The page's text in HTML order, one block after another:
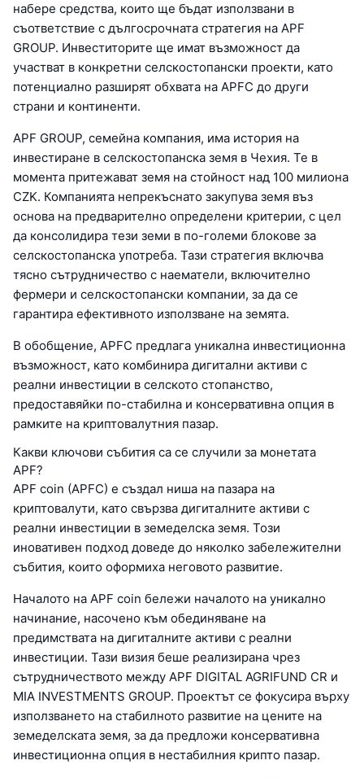
набере средства, които ще бъдат използвани в
съответствие с дългосрочната стратегия на APF
GROUP. Инвеститорите ще имат възможност да
участват в конкретни селскостопански проекти, като
потенциално разширят обхвата на APFC до други
страни и континенти.
APF GROUP, семейна компания, има история на
инвестиране в селскостопанска земя в Чехия. Те в
момента притежават земя на стойност над 100 милиона
CZK. Компанията непрекъснато закупува земя въз
основа на предварително определени критерии, с цел
да консолидира тези земи в по-големи блокове за
селскостопанска употреба. Тази стратегия включва
тясно сътрудничество с наематели, включително
фермери и селскостопански компании, за да се
гарантира ефективното използване на земята.
В обобщение, APFC предлага уникална инвестиционна
възможност, като комбинира дигитални активи с
реални инвестиции в селското стопанство,
предоставяйки по-стабилна и консервативна опция в
рамките на криптовалутния пазар.
Какви ключови събития са се случили за монетата
APF?
APF coin (APFC) е създал ниша на пазара на
криптовалути, като свързва дигиталните активи с
реални инвестиции в земеделска земя. Този
иновативен подход доведе до няколко забележителни
събития, които оформиха неговото развитие.
Началото на APF coin бележи началото на уникално
начинание, насочено към обединяване на
предимствата на дигиталните активи с реални
инвестиции. Тази визия беше реализирана чрез
сътрудничеството между APF DIGITAL AGRIFUND CR и
MIA INVESTMENTS GROUP. Проектът се фокусира върху
използването на стабилното развитие на цените на
земеделската земя, за да предложи консервативна
инвестиционна опция в нестабилния крипто пазар.